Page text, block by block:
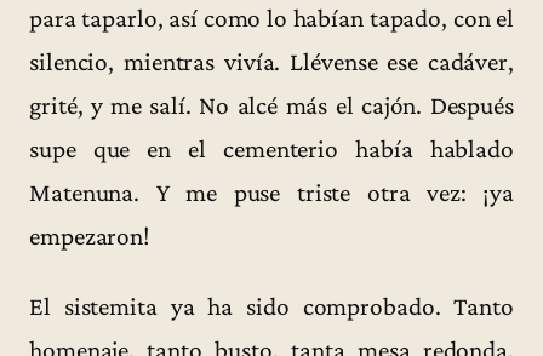
para taparlo, así como lo habían tapado, con el
silencio, mientras vivía. Llévense ese cadáver,
grité, y me salí. No alcé más el cajón. Después
supe que en el cementerio había hablado
Matenuna. Y me puse triste otra vez: ¡ya
empezaron!
El sistemita ya ha sido comprobado. Tanto
homenaje, tanto busto, tanta mesa redonda,